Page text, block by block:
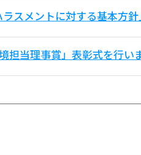
ラスメントに対する基本方
担当理事賞」表彰式を行い